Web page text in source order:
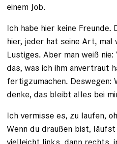
einem Job.
Ich habe hier keine Freunde.
hier, jeder hat seine Art, mal
Lustiges. Aber man weiß
das, was ich ihm anvertraut
fertigzumachen. Deswegen:
denke, das bleibt alles bei
Ich vermisse es, zu laufen,
Wenn du draußen bist,
vielleicht links, dann rechts,